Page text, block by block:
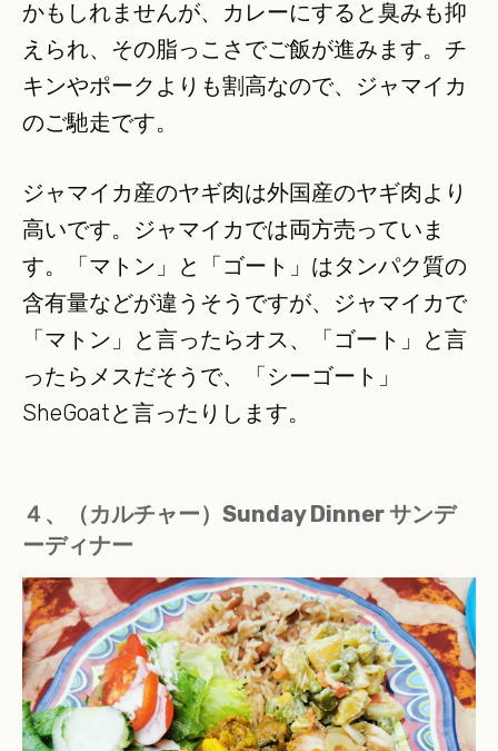
かもしれませんが、カレーにすると臭みも抑
えられ、その脂っこさでご飯が進みます。チ
キンやポークよりも割高なので、ジャマイカ
のご馳走です。
ジャマイカ産のヤギ肉は外国産のヤギ肉より
高いです。ジャマイカでは両方売っていま
す。「マトン」と「ゴート」はタンパク質の
含有量などが違うそうですが、ジャマイカで
「マトン」と言ったらオス、「ゴート」と言
ったらメスだそうで、「シーゴート」
SheGoatと言ったりします。
４、（カルチャー）Sunday Dinner サンデ
ーディナー